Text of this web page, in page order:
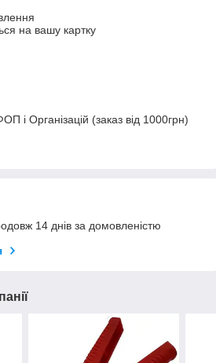
на вашу картку
і Організацій (заказ від 1000грн)
14 днів за домовленістю